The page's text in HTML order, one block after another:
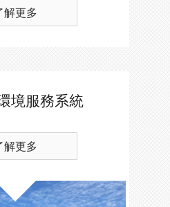
解更多
境服務系統
解更多